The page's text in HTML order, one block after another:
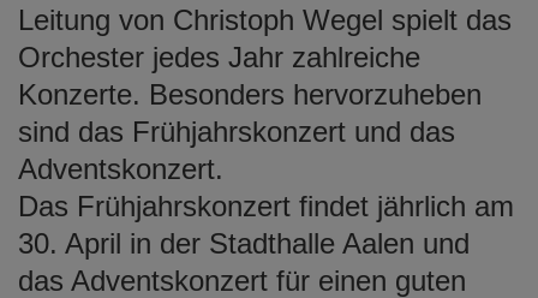
Leitung von Christoph Wegel spielt das
Orchester jedes Jahr zahlreiche
Konzerte. Besonders hervorzuheben
sind das Frühjahrskonzert und das
Adventskonzert.
Das Frühjahrskonzert findet jährlich am
30. April in der Stadthalle Aalen und
das Adventskonzert für einen guten